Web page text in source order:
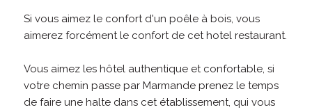
Si vous aimez le confort d'un poêle à bois, vous
aimerez forcément le confort de cet hotel restaurant.
Vous aimez les hôtel authentique et confortable, si
votre chemin passe par Marmande prenez le temps
de faire une halte dans cet établissement, qui vous